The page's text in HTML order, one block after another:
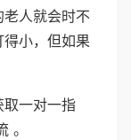
人就会时不
小，但如果
取一对一指
。